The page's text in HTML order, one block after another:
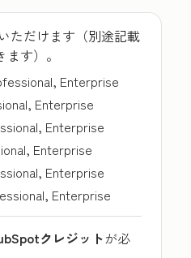
ただけます（別途記載
す）。
Enterprise
Enterprise
Enterprise
Enterprise
Enterprise
Enterprise
クレジットが必